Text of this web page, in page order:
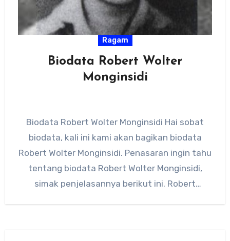
Ragam
Biodata Robert Wolter
Monginsidi
Biodata Robert Wolter Monginsidi Hai sobat
biodata, kali ini kami akan bagikan biodata
Robert Wolter Monginsidi. Penasaran ingin tahu
tentang biodata Robert Wolter Monginsidi,
simak penjelasannya berikut ini. Robert